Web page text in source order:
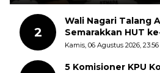
2
Wali Nagari Talang
Semarakkan HUT
dengan
Kamis, 06 Agustus 2026,
5 Komisioner KPU